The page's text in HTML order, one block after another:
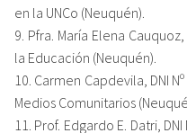
en la UNCo (Neuquén).
9. Pfra. María Elena
la Educación (Neuquén).
10. Carmen Capdevila, DNI
Medios Comunitarios
11. Prof. Edgardo E. Datri,